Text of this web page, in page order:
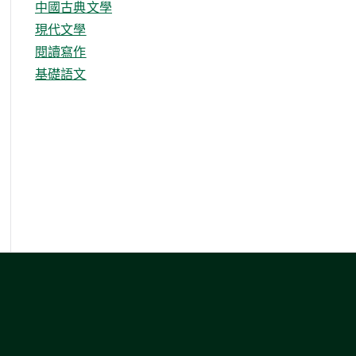
中國古典文學
現代文學
閱讀寫作
基礎語文